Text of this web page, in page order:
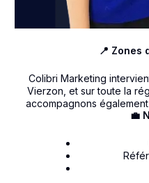
💼
📍 Zones
Colibri Marketing
Vierzon, et sur toute la
accompagnons